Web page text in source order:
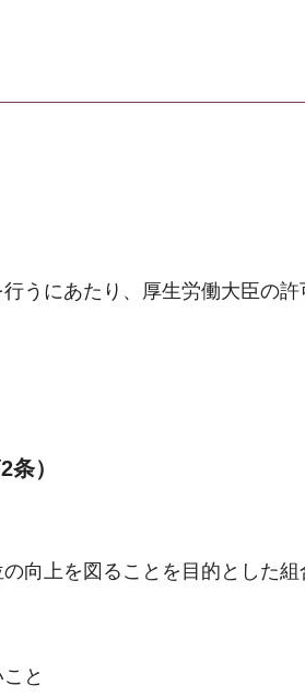
うにあたり、厚生労働大臣の許
）
向上を図ることを目的とした組
と